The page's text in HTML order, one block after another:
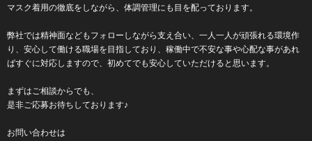
マスク着用の徹底をしながら、体調管理にも目を配っております。
弊社では精神面などもフォローしながら支え合い、一人一人が頑張れる環境作
り、安心して働ける職場を目指しており、稼働中で不安な事や心配な事があれ
ばすぐに対応しますので、初めてでも安心していただけると思います。
まずはご相談からでも、
是非ご応募お待ちしております♪
お問い合わせは